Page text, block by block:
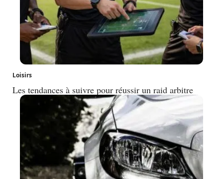
Loisirs
Les tendances à suivre pour réussir un raid arbitre